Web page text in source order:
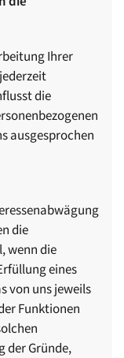
Ihrer
die
ausgesprochen
die
wenn die
eines
von uns jeweils
Funktionen
der Gründe,